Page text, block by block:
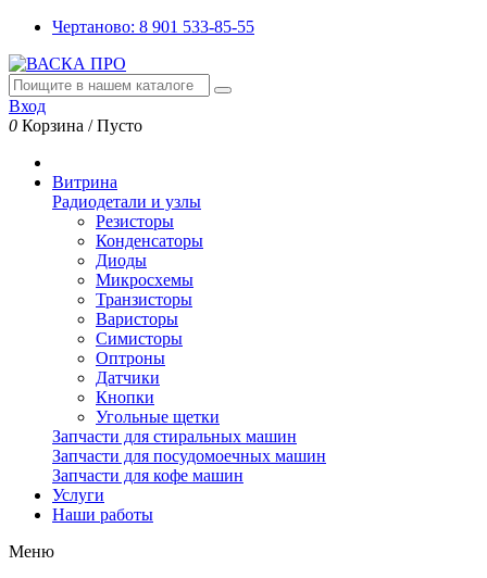
Чертаново: 8 901 533-85-55
Вход
0 Корзина /Пусто
Витрина
Радиодетали и узлы
Резисторы
Конденсаторы
Диоды
Микросхемы
Транзисторы
Варисторы
Симисторы
Оптроны
Датчики
Кнопки
Угольные щетки
Запчасти для стиральных машин
Запчасти для посудомоечных машин
Запчасти для кофе машин
Услуги
Наши работы
Меню